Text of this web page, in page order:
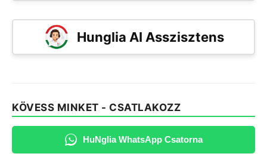
Hunglia AI Asszisztens
KÖVESS MINKET - CSATLAKOZZ
HuNglia WhatsApp Csatorna